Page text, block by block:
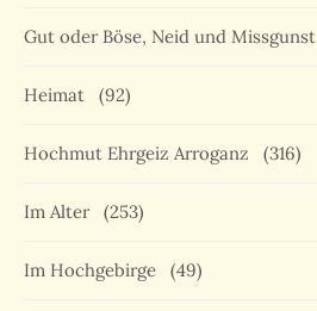
Gut oder Böse, Neid und Missgunst
Heimat (92)
Hochmut Ehrgeiz Arroganz (316)
Im Alter (253)
Im Hochgebirge (49)